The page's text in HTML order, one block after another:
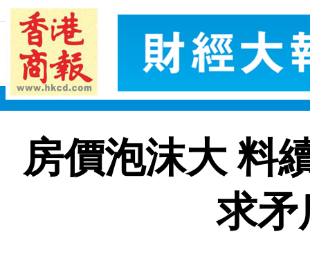
房價泡沫大 料
求矛